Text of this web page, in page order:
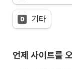
D 기타
언제 사이트를